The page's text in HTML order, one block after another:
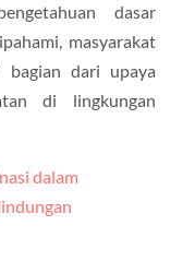
dasar
masyarakat
bagian dari upaya
di lingkungan
dalam